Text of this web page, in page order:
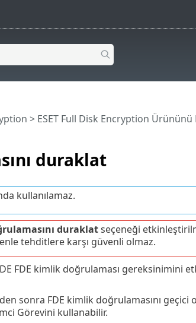
duraklat
> ESET Full Disk Encryption Ürününü
kullanılamaz.
duraklatseçeneği
tehditlere karşı güvenli olmaz.
FDE kimlik doğrulaması gereksinimini
sonra FDE kimlik doğrulamasını geçici
Görevini kullanabilir.